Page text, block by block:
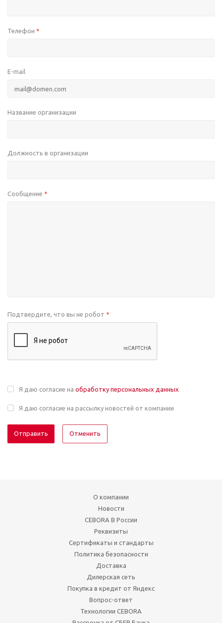
Телефон *
E-mail
Название организации
Должность в организации
Сообщение *
Подтвердите, что вы не робот *
Я даю согласие на обработку персональных данных
Я даю согласие на рассылку новостей от компании
Отменить
О компании
Новости
CEBORA В России
Реквизиты
Сертификаты и стандарты
Политика безопасности
Доставка
Дилерская сеть
Покупка в кредит от Яндекс
Вопрос-ответ
Технологии CEBORA